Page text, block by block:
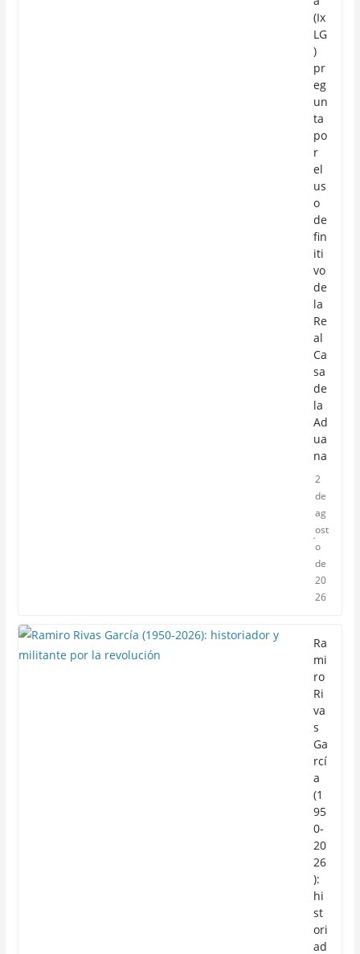
(Ix
LG
)
pr
eg
un
ta
po
r
el
us
o
de
fin
iti
vo
de
la
Re
al
Ca
sa
de
la
Ad
ua
na
2
de
ag
ost
o
de
20
26
Ra
mi
ro
Ri
va
s
Ga
rcí
a
(1
95
0-
20
26
):
hi
st
ori
ad